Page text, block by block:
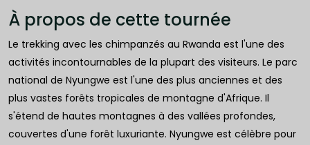
À propos de cette tournée
Le trekking avec les chimpanzés au Rwanda est l'une des
activités incontournables de la plupart des visiteurs. Le parc
national de Nyungwe est l'une des plus anciennes et des
plus vastes forêts tropicales de montagne d'Afrique. Il
s'étend de hautes montagnes à des vallées profondes,
couvertes d'une forêt luxuriante. Nyungwe est célèbre pour